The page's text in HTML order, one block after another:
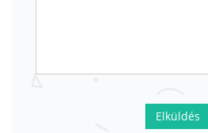
Elküldés